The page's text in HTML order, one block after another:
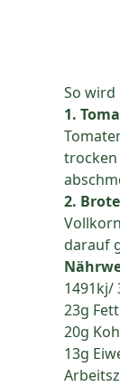
So wird
1.
trocken
2.
darauf
1491kj/
23g Fett
20g
13g